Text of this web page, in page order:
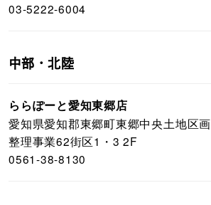
03-5222-6004
中部・北陸
ららぽーと愛知東郷店
愛知県愛知郡東郷町東郷中央土地区画
整理事業62街区1・3 2F
0561-38-8130